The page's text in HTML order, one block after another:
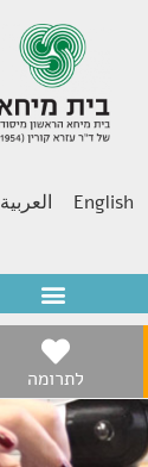
English العربية
לתרומה